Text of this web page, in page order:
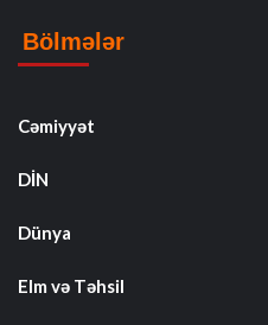
Bölmələr
Cəmiyyət
DİN
Dünya
Elm və Təhsil